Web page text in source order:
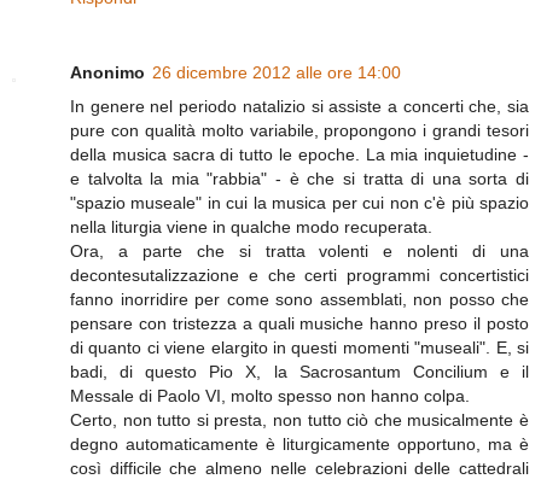
Anonimo 26 dicembre 2012 alle ore 14:00
In genere nel periodo natalizio si assiste a concerti che, sia
pure con qualità molto variabile, propongono i grandi tesori
della musica sacra di tutto le epoche. La mia inquietudine -
e talvolta la mia "rabbia" - è che si tratta di una sorta di
"spazio museale" in cui la musica per cui non c'è più spazio
nella liturgia viene in qualche modo recuperata.
Ora, a parte che si tratta volenti e nolenti di una
decontesutalizzazione e che certi programmi concertistici
fanno inorridire per come sono assemblati, non posso che
pensare con tristezza a quali musiche hanno preso il posto
di quanto ci viene elargito in questi momenti "museali". E, si
badi, di questo Pio X, la Sacrosantum Concilium e il
Messale di Paolo VI, molto spesso non hanno colpa.
Certo, non tutto si presta, non tutto ciò che musicalmente è
degno automaticamente è liturgicamente opportuno, ma è
così difficile che almeno nelle celebrazioni delle cattedrali